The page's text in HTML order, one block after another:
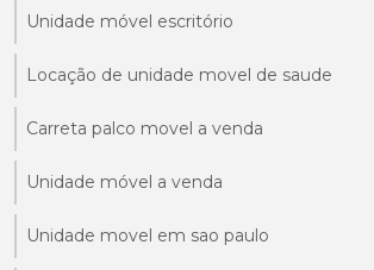
Unidade móvel escritório
Locação de unidade movel de saude
Carreta palco movel a venda
Unidade móvel a venda
Unidade movel em sao paulo